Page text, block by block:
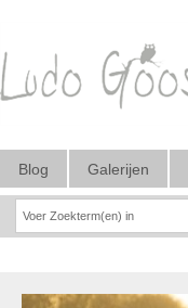
Blog Galerijen